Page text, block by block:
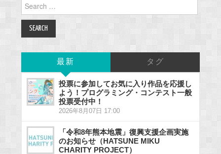
for:
最新 タグ
投票に参加してお気に入り作品を応援し
よう！プログラミング・コンテスト一般
投票受付中！
2026年8月07日 17:00
「令和8年熊本地震」復興支援企画実施
のお知らせ（HATSUNE MIKU
CHARITY PROJECT）